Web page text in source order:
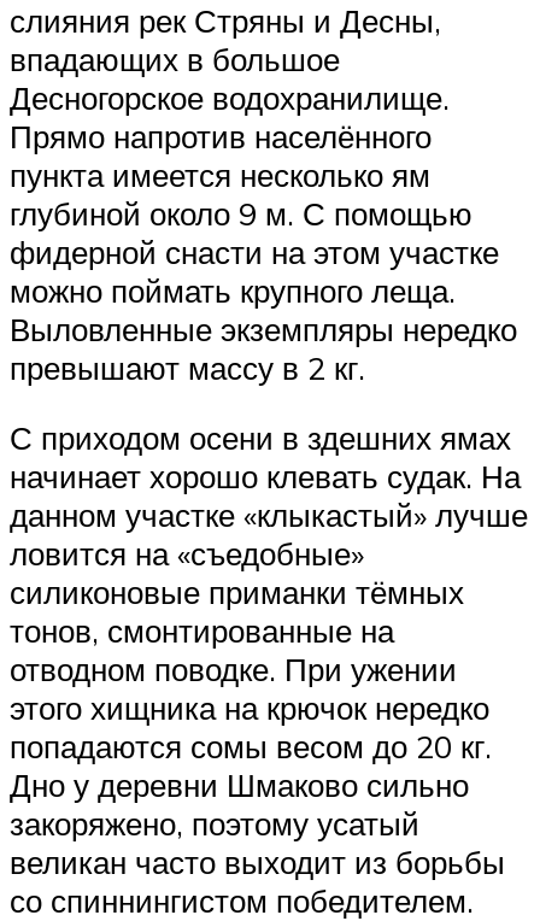
слияния рек Стряны и Десны,
впадающих в большое
Десногорское водохранилище.
Прямо напротив населённого
пункта имеется несколько ям
глубиной около 9 м. С помощью
фидерной снасти на этом участке
можно поймать крупного леща.
Выловленные экземпляры нередко
превышают массу в 2 кг.
С приходом осени в здешних ямах
начинает хорошо клевать судак. На
данном участке «клыкастый» лучше
ловится на «съедобные»
силиконовые приманки тёмных
тонов, смонтированные на
отводном поводке. При ужении
этого хищника на крючок нередко
попадаются сомы весом до 20 кг.
Дно у деревни Шмаково сильно
закоряжено, поэтому усатый
великан часто выходит из борьбы
со спиннингистом победителем.